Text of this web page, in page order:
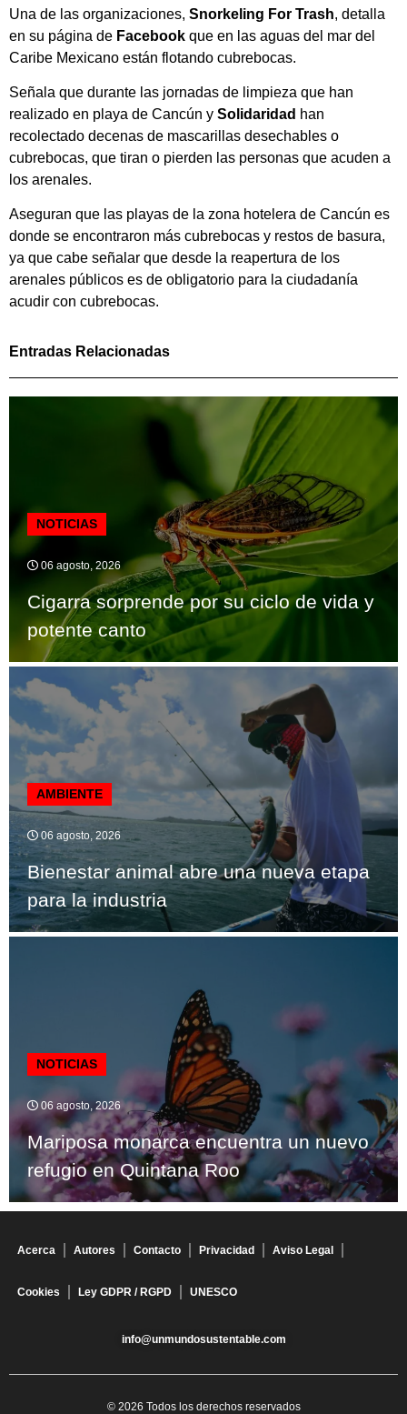
Una de las organizaciones, Snorkeling For Trash, detalla
en su página de Facebook que en las aguas del mar del
Caribe Mexicano están flotando cubrebocas.
Señala que durante las jornadas de limpieza que han
realizado en playa de Cancún y Solidaridad han
recolectado decenas de mascarillas desechables o
cubrebocas, que tiran o pierden las personas que acuden a
los arenales.
Aseguran que las playas de la zona hotelera de Cancún es
donde se encontraron más cubrebocas y restos de basura,
ya que cabe señalar que desde la reapertura de los
arenales públicos es de obligatorio para la ciudadanía
acudir con cubrebocas.
Entradas Relacionadas
NOTICIAS
06 agosto, 2026
Cigarra sorprende por su ciclo de vida y
potente canto
AMBIENTE
06 agosto, 2026
Bienestar animal abre una nueva etapa
para la industria
NOTICIAS
06 agosto, 2026
Mariposa monarca encuentra un nuevo
refugio en Quintana Roo
Acerca Autores Contacto Privacidad Aviso Legal
Cookies Ley GDPR / RGPD UNESCO
info@unmundosustentable.com
© 2026 Todos los derechos reservados